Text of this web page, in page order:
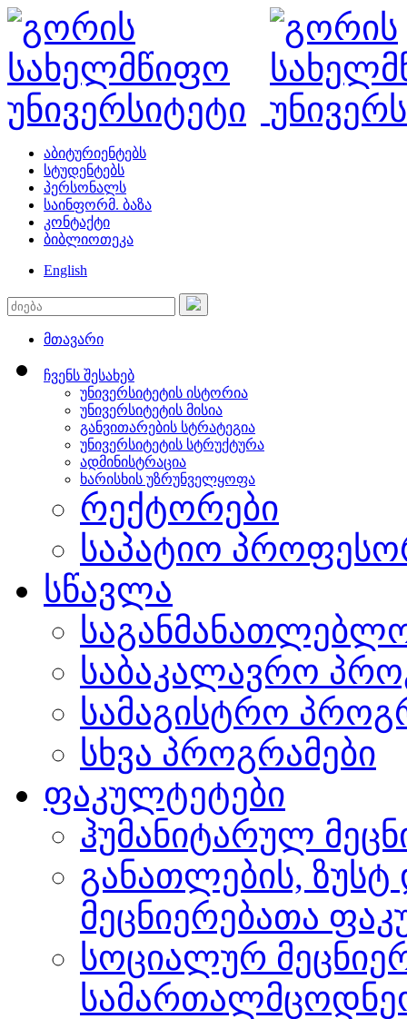
აბიტურიენტებს
სტუდენტებს
პერსონალს
საინფორმ. ბაზა
კონტაქტი
ბიბლიოთეკა
English
მთავარი
ჩვენს შესახებ
უნივერსიტეტის ისტორია
უნივერსიტეტის მისია
განვითარების სტრატეგია
უნივერსიტეტის სტრუქტურა
ადმინისტრაცია
ხარისხის უზრუნველყოფა
რექტორები
საპატიო
სწავლა
საბაკალავრო
სამაგისტრო
სხვა პროგრამები
ფაკულტეტები
ჰუმანიტარულ
განათლების, ზუსტ
მეცნიერებათა
სოციალურ